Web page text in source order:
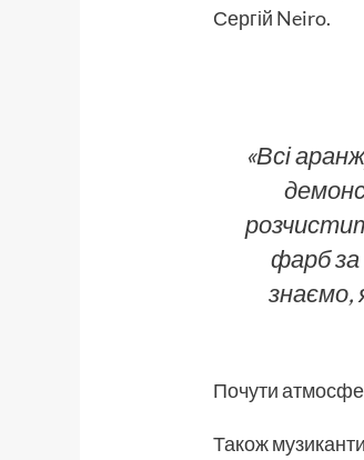
Сергій Neiro.
«Всі
фарб за
знаємо,
Почути
Також